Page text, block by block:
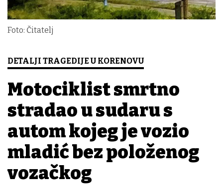
Foto: Čitatelj
DETALJI TRAGEDIJE U KORENOVU
Motociklist smrtno
stradao u sudaru s
autom kojeg je vozio
mladić bez položenog
vozačkog